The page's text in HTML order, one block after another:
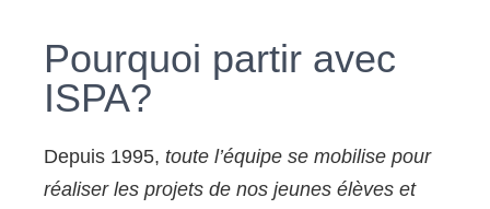
Pourquoi partir avec
ISPA?
Depuis 1995, toute l’équipe se mobilise pour
réaliser les projets de nos jeunes élèves et